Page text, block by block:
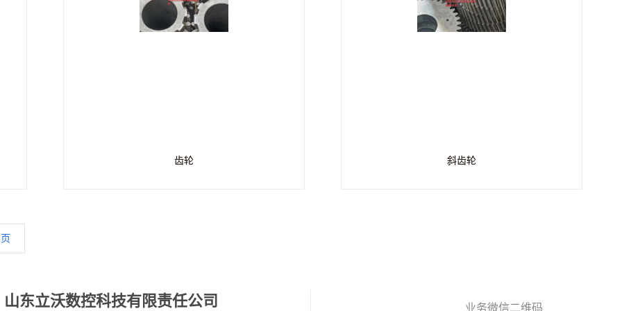
齿轮 斜齿轮
山东立沃数控科技有限责任公司 业务微信二维码